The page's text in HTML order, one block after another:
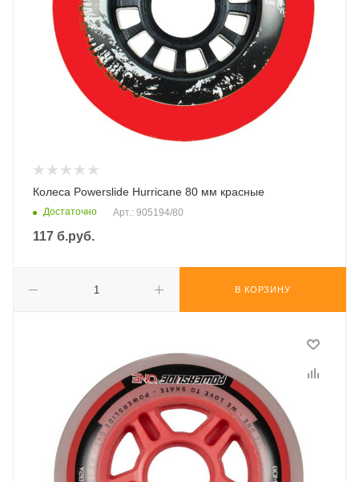
Колеса Powerslide Hurricane 80 мм красные
Достаточно Арт.: 905194/80
117 б.руб.
В КОРЗИНУ